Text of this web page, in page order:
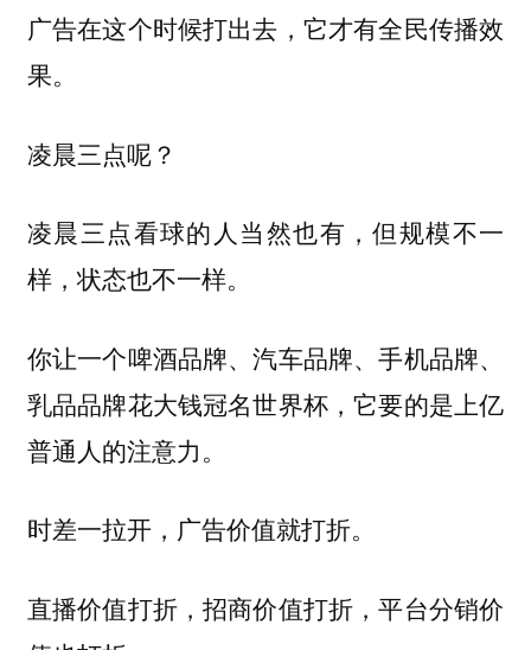
广告在这个时候打出去，它才有全民传播效
果。
凌晨三点呢？
凌晨三点看球的人当然也有，但规模不一
样，状态也不一样。
你让一个啤酒品牌、汽车品牌、手机品牌、
乳品品牌花大钱冠名世界杯，它要的是上亿
普通人的注意力。
时差一拉开，广告价值就打折。
直播价值打折，招商价值打折，平台分销价